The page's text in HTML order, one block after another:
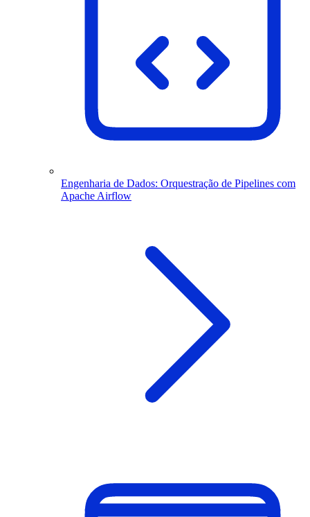
Engenharia de Dados: Orquestração de Pipelines com
Apache Airflow